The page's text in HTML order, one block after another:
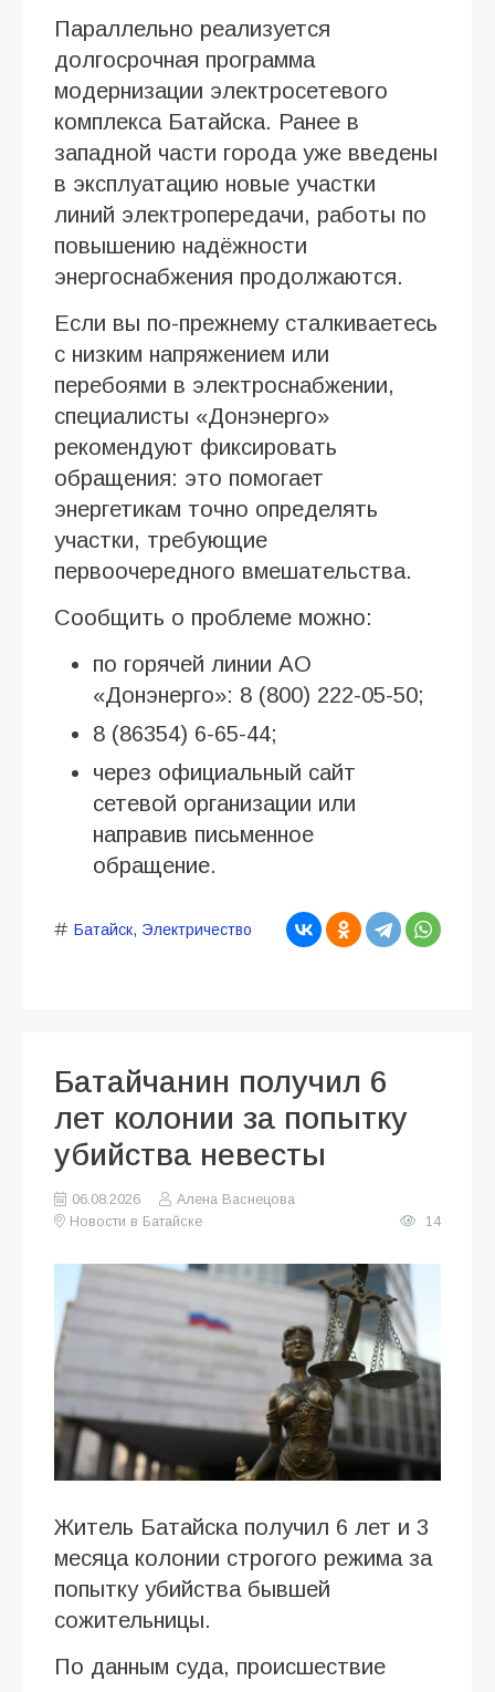
Параллельно реализуется
долгосрочная программа
модернизации электросетевого
комплекса Батайска. Ранее в
западной части города уже введены
в эксплуатацию новые участки
линий электропередачи, работы по
повышению надёжности
энергоснабжения продолжаются.
Если вы по-прежнему сталкиваетесь
с низким напряжением или
перебоями в электроснабжении,
специалисты «Донэнерго»
рекомендуют фиксировать
обращения: это помогает
энергетикам точно определять
участки, требующие
первоочередного вмешательства.
Сообщить о проблеме можно:
по горячей линии АО
«Донэнерго»: 8 (800) 222-05-50;
8 (86354) 6-65-44;
через официальный сайт
сетевой организации или
направив письменное
обращение.
Батайск, Электричество
Батайчанин получил 6
лет колонии за попытку
убийства невесты
06.08.2026
Алена Васнецова
Новости в Батайске
14
Житель Батайска получил 6 лет и 3
месяца колонии строгого режима за
попытку убийства бывшей
сожительницы.
По данным суда, происшествие